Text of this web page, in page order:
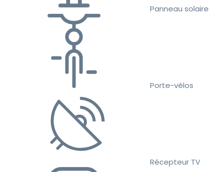
Panneau solaire
Porte-vélos
Récepteur TV